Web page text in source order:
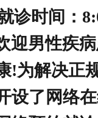
诊时间：
迎男性疾
!为解决正
设了网络